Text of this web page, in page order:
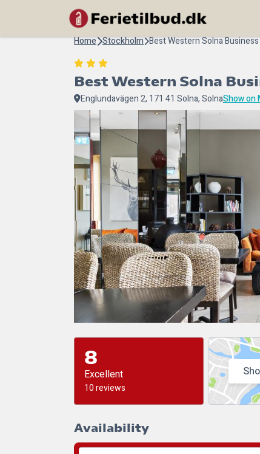
Home Stockholm Best Western Solna
Best Western Solna
Englundavägen 2, 171 41 Solna, SolnaShow on
8
Excellent
10 reviews
Availability